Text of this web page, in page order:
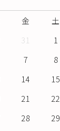
金 土
31 1
7 8
14 15
21 22
28 29